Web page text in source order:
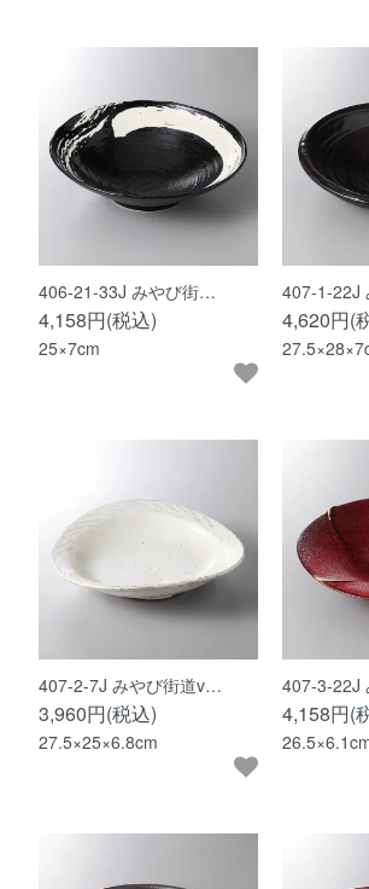
406-21-33J みやび街…
4,158円(税込)
25×7cm
407-1-22J
4,620円(
407-2-7J みやび街道v…
3,960円(税込)
27.5×25×6.8cm
407-3-22J
4,158円(